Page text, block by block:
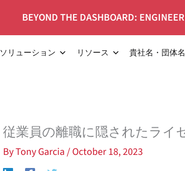
BEYOND THE DASHBOARD:
ソリューション リソース 貴社名・団体名
従業員の離職に隠されたライ
ByTony Garcia/October 18, 2023